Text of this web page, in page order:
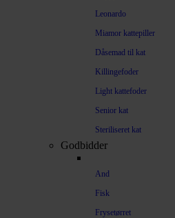
Leonardo
Miamor kattepiller
Dåsemad til kat
Killingefoder
Light kattefoder
Senior kat
Steriliseret kat
Godbidder
And
Fisk
Frysetørret